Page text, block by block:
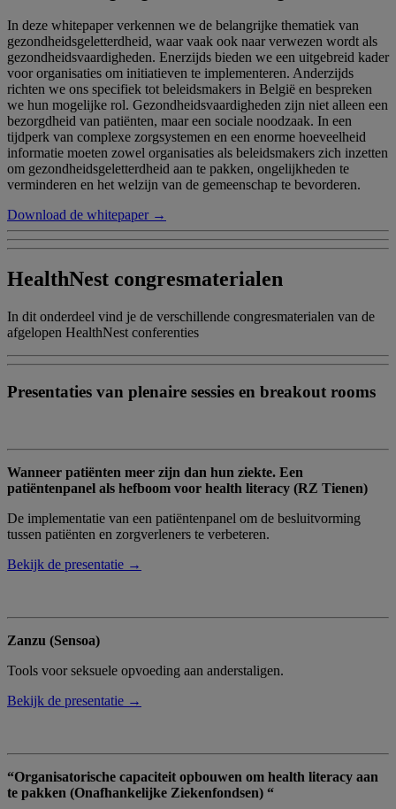
In deze whitepaper verkennen we de belangrijke thematiek van
gezondheidsgeletterdheid, waar vaak ook naar verwezen wordt als
gezondheidsvaardigheden. Enerzijds bieden we een uitgebreid kader
voor organisaties om initiatieven te implementeren. Anderzijds
richten we ons specifiek tot beleidsmakers in België en bespreken
we hun mogelijke rol. Gezondheidsvaardigheden zijn niet alleen een
bezorgdheid van patiënten, maar een sociale noodzaak. In een
tijdperk van complexe zorgsystemen en een enorme hoeveelheid
informatie moeten zowel organisaties als beleidsmakers zich inzetten
om gezondheidsgeletterdheid aan te pakken, ongelijkheden te
verminderen en het welzijn van de gemeenschap te bevorderen.
Download de whitepaper →
HealthNest congresmaterialen
In dit onderdeel vind je de verschillende congresmaterialen van de
afgelopen HealthNest conferenties
Presentaties van plenaire sessies en breakout rooms
Wanneer patiënten meer zijn dan hun ziekte. Een
patiëntenpanel als hefboom voor health literacy (RZ Tienen)
De implementatie van een patiëntenpanel om de besluitvorming
tussen patiënten en zorgverleners te verbeteren.
Bekijk de presentatie →
Zanzu (Sensoa)
Tools voor seksuele opvoeding aan anderstaligen.
Bekijk de presentatie →
“Organisatorische capaciteit opbouwen om health literacy aan
te pakken (Onafhankelijke Ziekenfondsen) “